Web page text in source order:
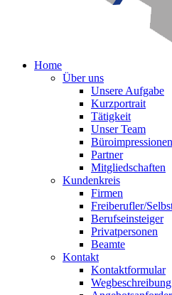
Home
Über uns
Unsere Aufgabe
Kurzportrait
Tätigkeit
Unser Team
Büroimpressionen
Partner
Mitgliedschaften
Kundenkreis
Firmen
Freiberufler/
Berufseinsteiger
Privatpersonen
Beamte
Kontakt
Kontaktformular
Wegbeschreibung